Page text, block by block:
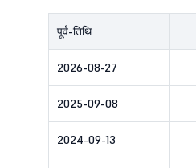
पूर्व-तिथि
2026-08-27
2025-09-08
2024-09-13